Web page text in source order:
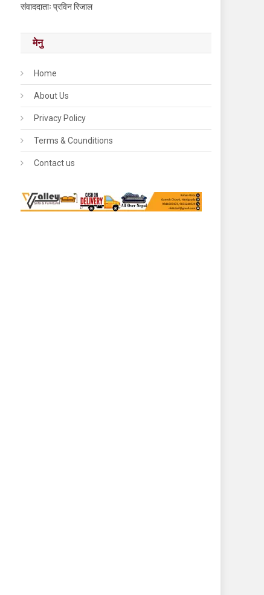
संवाददाताः प्रविन रिजाल
मेनु
Home
About Us
Privacy Policy
Terms & Counditions
Contact us